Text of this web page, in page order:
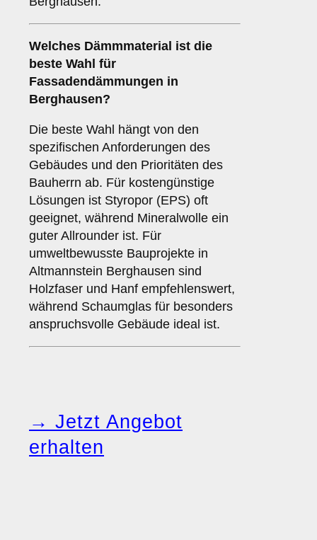
Welches Dämmmaterial ist die
beste Wahl für
Fassadendämmungen in
Berghausen?
Die beste Wahl hängt von den
spezifischen Anforderungen des
Gebäudes und den Prioritäten des
Bauherrn ab. Für kostengünstige
Lösungen ist Styropor (EPS) oft
geeignet, während Mineralwolle ein
guter Allrounder ist. Für
umweltbewusste Bauprojekte in
Altmannstein Berghausen sind
Holzfaser und Hanf empfehlenswert,
während Schaumglas für besonders
anspruchsvolle Gebäude ideal ist.
→ Jetzt Angebot
erhalten